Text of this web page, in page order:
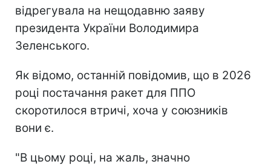
відрегувала на нещодавню заяву
президента України Володимира
Зеленського.
Як відомо, останній повідомив, що в 2026
році постачання ракет для ППО
скоротилося втричі, хоча у союзників
вони є.
"В цьому році, на жаль, значно